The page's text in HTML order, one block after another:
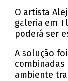
O artista
galeria em
poderá ser
A solução
combinadas
ambiente